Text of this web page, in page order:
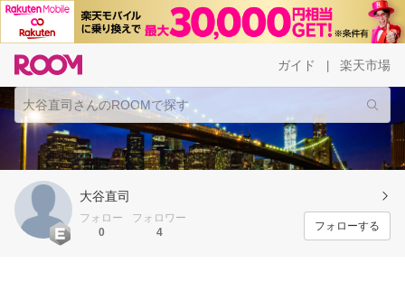
ガイド 楽天市場
大谷直司
フォロー
0
フォロワー
4
フォローする